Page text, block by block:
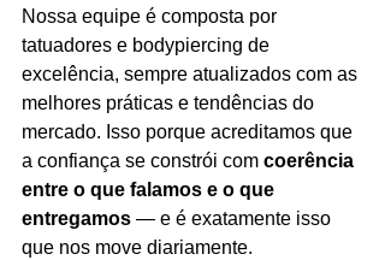
Nossa equipe é composta por
tatuadores e bodypiercing de
excelência, sempre atualizados com as
melhores práticas e tendências do
mercado. Isso porque acreditamos que
a confiança se constrói com coerência
entre o que falamos e o que
entregamos — e é exatamente isso
que nos move diariamente.